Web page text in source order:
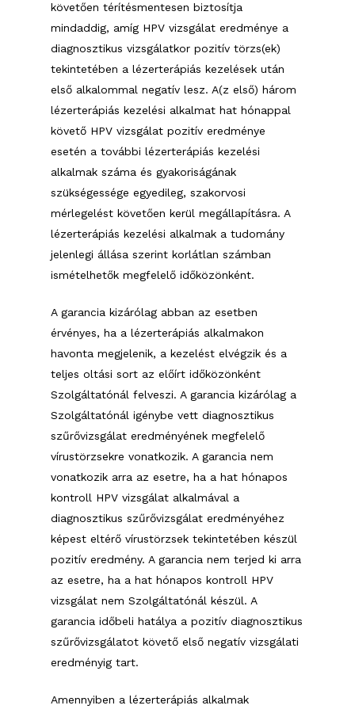
követően térítésmentesen biztosítja
mindaddig, amíg HPV vizsgálat eredménye a
diagnosztikus vizsgálatkor pozitív törzs(ek)
tekintetében a lézerterápiás kezelések után
első alkalommal negatív lesz. A(z első) három
lézerterápiás kezelési alkalmat hat hónappal
követő HPV vizsgálat pozitív eredménye
esetén a további lézerterápiás kezelési
alkalmak száma és gyakoriságának
szükségessége egyedileg, szakorvosi
mérlegelést követően kerül megállapításra. A
lézerterápiás kezelési alkalmak a tudomány
jelenlegi állása szerint korlátlan számban
ismételhetők megfelelő időközönként.
A garancia kizárólag abban az esetben
érvényes, ha a lézerterápiás alkalmakon
havonta megjelenik, a kezelést elvégzik és a
teljes oltási sort az előírt időközönként
Szolgáltatónál felveszi. A garancia kizárólag a
Szolgáltatónál igénybe vett diagnosztikus
szűrővizsgálat eredményének megfelelő
vírustörzsekre vonatkozik. A garancia nem
vonatkozik arra az esetre, ha a hat hónapos
kontroll HPV vizsgálat alkalmával a
diagnosztikus szűrővizsgálat eredményéhez
képest eltérő vírustörzsek tekintetében készül
pozitív eredmény. A garancia nem terjed ki arra
az esetre, ha a hat hónapos kontroll HPV
vizsgálat nem Szolgáltatónál készül. A
garancia időbeli hatálya a pozitív diagnosztikus
szűrővizsgálatot követő első negatív vizsgálati
eredményig tart.
Amennyiben a lézerterápiás alkalmak